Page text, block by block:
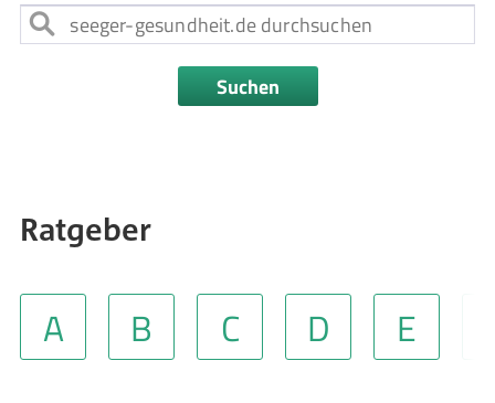
Suchen
Ratgeber
A B C D E